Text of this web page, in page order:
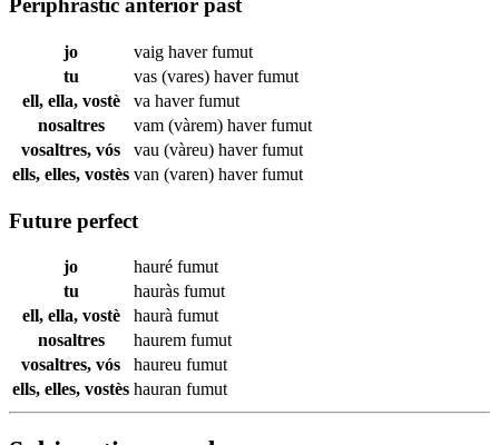
Periphrastic anterior past
jo vaig haverfumut
tu
vas (vares) haverfumut
ell, ella, vostè
va haverfumut
nosaltres
vam (vàrem) haverfumut
vosaltres, vós
vau (vàreu) haverfumut
ells, elles, vostès van (varen) haverfumut
Future perfect
jo hauré fumut
tu
hauràs fumut
ell, ella, vostè
haurà fumut
nosaltres
haurem fumut
vosaltres, vós
haureu fumut
ells, elles, vostès hauran fumut